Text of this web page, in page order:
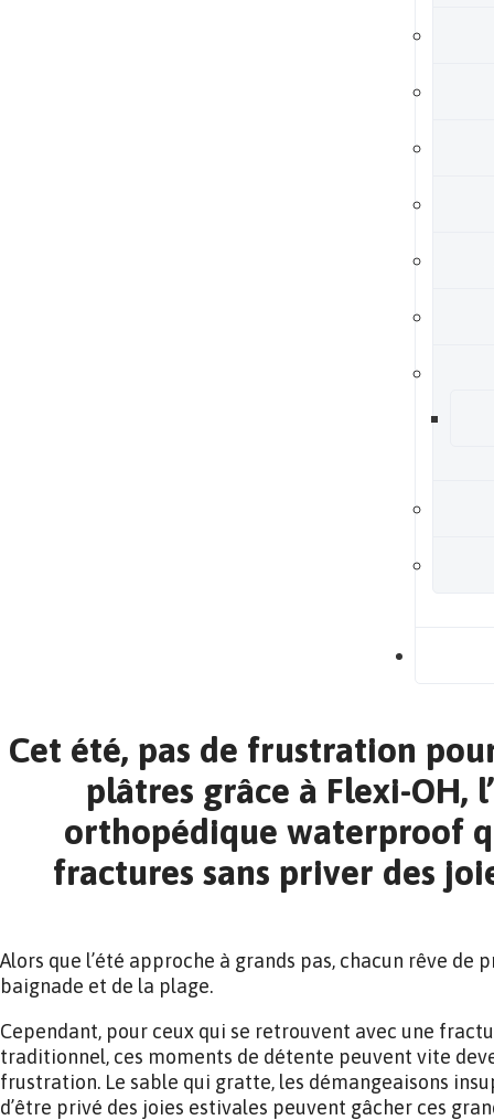
Cet été, pas de frustration
plâtres grâce à Flexi-OH,
orthopédique waterproof
fractures sans priver des
Alors que l’été approche à grands pas, chacun rêve de
baignade et de la plage.
Cependant, pour ceux qui se retrouvent avec une
traditionnel, ces moments de détente peuvent vite
frustration. Le sable qui gratte, les démangeaisons
d’être privé des joies estivales peuvent gâcher ces